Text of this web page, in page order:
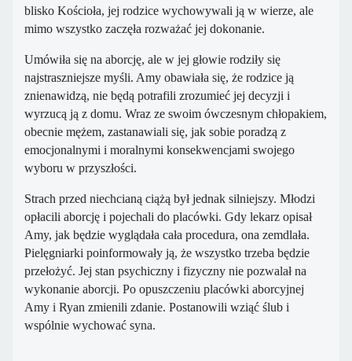
blisko Kościoła, jej rodzice wychowywali ją w wierze, ale
mimo wszystko zaczęła rozważać jej dokonanie.
Umówiła się na aborcję, ale w jej głowie rodziły się
najstraszniejsze myśli. Amy obawiała się, że rodzice ją
znienawidzą, nie będą potrafili zrozumieć jej decyzji i
wyrzucą ją z domu. Wraz ze swoim ówczesnym chłopakiem,
obecnie mężem, zastanawiali się, jak sobie poradzą z
emocjonalnymi i moralnymi konsekwencjami swojego
wyboru w przyszłości.
Strach przed niechcianą ciążą był jednak silniejszy. Młodzi
opłacili aborcję i pojechali do placówki. Gdy lekarz opisał
Amy, jak będzie wyglądała cała procedura, ona zemdlała.
Pielęgniarki poinformowały ją, że wszystko trzeba będzie
przełożyć. Jej stan psychiczny i fizyczny nie pozwalał na
wykonanie aborcji. Po opuszczeniu placówki aborcyjnej
Amy i Ryan zmienili zdanie. Postanowili wziąć ślub i
wspólnie wychować syna.